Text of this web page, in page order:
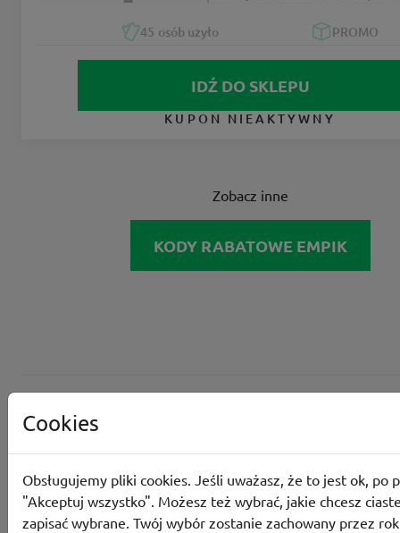
45 osób użyło PROMO
IDŹ DO SKLEPU
KUPON NIEAKTYWNY
Zobacz inne
KODY RABATOWE EMPIK
Cookies
Obsługujemy pliki cookies. Jeśli uważasz, że to jest ok, po
"Akceptuj wszystko". Możesz też wybrać, jakie chcesz
zapisać wybrane. Twój wybór zostanie zachowany przez